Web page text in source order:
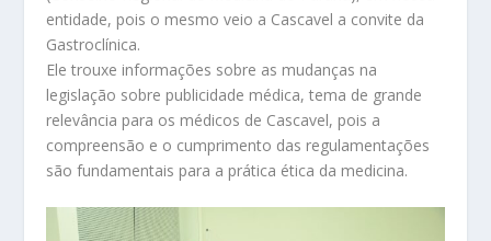
entidade, pois o mesmo veio a Cascavel a convite da
Gastroclínica.
Ele trouxe informações sobre as mudanças na
legislação sobre publicidade médica, tema de grande
relevância para os médicos de Cascavel, pois a
compreensão e o cumprimento das regulamentações
são fundamentais para a prática ética da medicina.